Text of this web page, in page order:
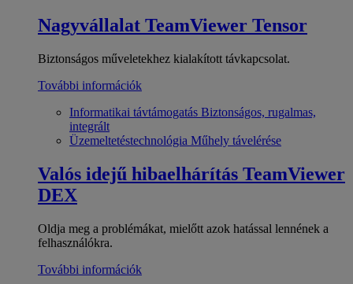
Nagyvállalat TeamViewer Tensor
Biztonságos műveletekhez kialakított távkapcsolat.
További információk
Informatikai távtámogatás Biztonságos, rugalmas,
integrált
Üzemeltetéstechnológia Műhely távelérése
Valós idejű hibaelhárítás TeamViewer
DEX
Oldja meg a problémákat, mielőtt azok hatással lennének a
felhasználókra.
További információk